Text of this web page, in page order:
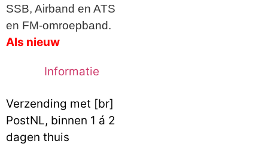
SSB, Airband en ATS
en FM-omroepband.
Als nieuw
Informatie
Verzending met [br]
PostNL, binnen 1 á 2
dagen thuis